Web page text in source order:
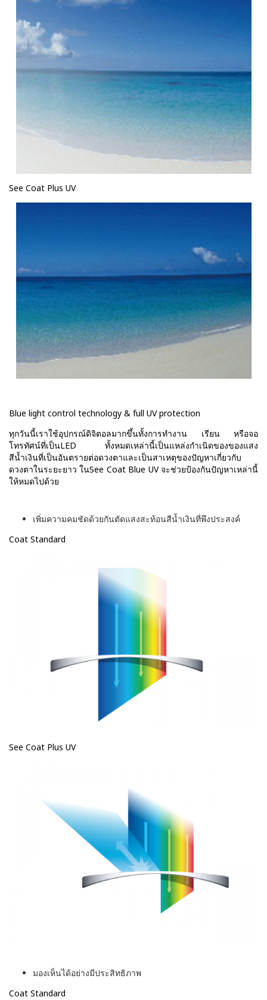
See Coat Plus UV
Blue light control technology & full UV protection
ทุกวันนี้เราใช้อุปกรณ์ดิจิตอลมากขึ้นทั้งการทำงาน เรียน หรือจอ
โทรทัศน์ที่เป็นLED ทั้งหมดเหล่านี้เป็นแหล่งกำเนิดของของแสง
สีน้ำเงินที่เป็นอันตรายต่อดวงตาและเป็นสาเหตุของปัญหาเกี่ยวกับ
ดวงตาในระยะยาว ในSee Coat Blue UV จะช่วยป้องกันปัญหาเหล่านี้
ให้หมดไปด้วย
เพิ่มความคมชัดด้วยกันตัดแสงสะท้อนสีน้ำเงินที่พึงประสงค์
Coat Standard
See Coat Plus UV
มองเห็นได้อย่างมีประสิทธิภาพ
Coat Standard